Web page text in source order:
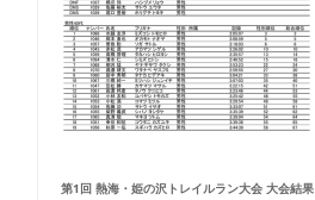
第1回 熱海・姫の沢トレイルラン大会 大会結果